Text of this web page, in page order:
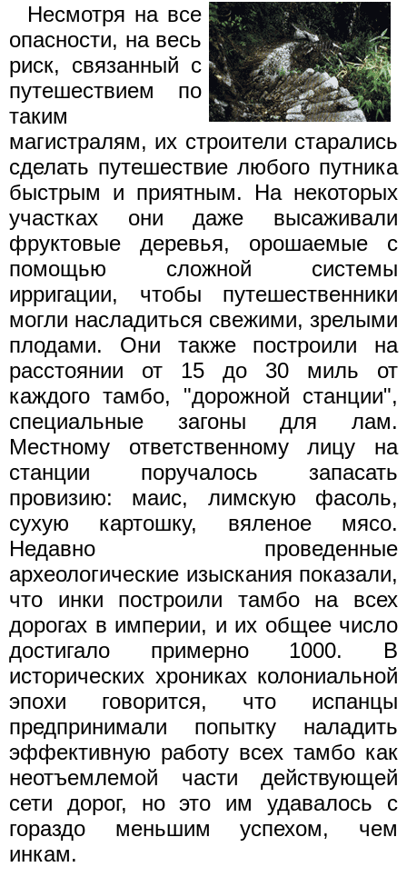
Несмотря на все
опасности, на весь
риск, связанный с
путешествием по
таким
магистралям, их строители старались
сделать путешествие любого путника
быстрым и приятным. На некоторых
участках они даже высаживали
фруктовые деревья, орошаемые с
помощью сложной системы
ирригации, чтобы путешественники
могли насладиться свежими, зрелыми
плодами. Они также построили на
расстоянии от 15 до 30 миль от
каждого тамбо, "дорожной станции",
специальные загоны для лам.
Местному ответственному лицу на
станции поручалось запасать
провизию: маис, лимскую фасоль,
сухую картошку, вяленое мясо.
Недавно проведенные
археологические изыскания показали,
что инки построили тамбо на всех
дорогах в империи, и их общее число
достигало примерно 1000. В
исторических хрониках колониальной
эпохи говорится, что испанцы
предпринимали попытку наладить
эффективную работу всех тамбо как
неотъемлемой части действующей
сети дорог, но это им удавалось с
гораздо меньшим успехом, чем
инкам.